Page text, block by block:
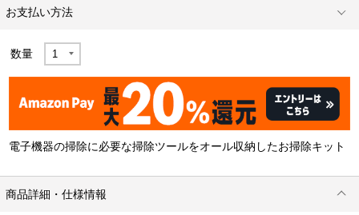
お支払い方法
数量
電子機器の掃除に必要な掃除ツールをオール収納したお掃除キット
商品詳細・仕様情報